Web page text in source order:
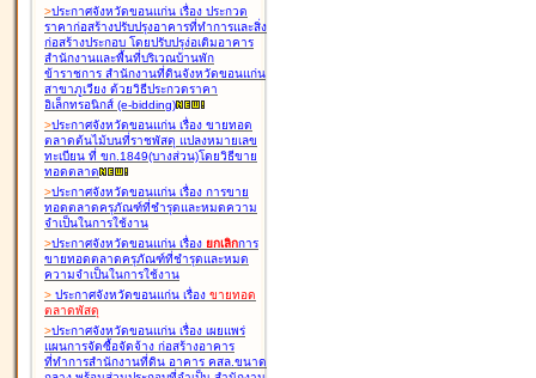
>ประกาศจังหวัดขอนแก่น เรื่อง ประกวด
ราคาก่อสร้างปรับปรุงอาคารที่ทำการและสิ่ง
ก่อสร้างประกอบ โดยปรับปรุง่อเติมอาคาร
สำนักงานและพื้นที่บริเวณบ้านพัก
ข้าราชการ สำนักงานที่ดินจังหวัดขอนแก่น
สาขาภูเวียง ด้วยวิธีประกวดราคา
อิเล็กทรอนิกส์ (e-bidding)
>ประกาศจังหวัดขอนแก่น เรื่อง ขายทอด
ตลาดต้นไม้บนที่ราชพัสดุ แปลงหมายเลข
ทะเบียน ที่ ขก.1849(บางส่วน)โดยวิธีขาย
ทอดตลาด
>ประกาศจังหวัดขอนแก่น เรื่อง การขาย
ทอดตลาดครุภัณฑ์ที่ชำรุดและหมดความ
จำเป็นในการใช้งาน
>ประกาศจังหวัดขอนแก่น เรื่อง ยกเลิกการ
ขายทอดตลาดครุภัณฑ์ที่ชำรุดและหมด
ความจำเป็นในการใช้งาน
> ประกาศจังหวัดขอนแก่น เรื่อง ขายทอด
ตลาดพัสดุ
>ประกาศจังหวัดขอนแก่น เรื่อง เผยแพร่
แผนการจัดซื้อจัดจ้าง ก่อสร้างอาคาร
ที่ทำการสำนักงานที่ดิน อาคาร คสล.ขนาด